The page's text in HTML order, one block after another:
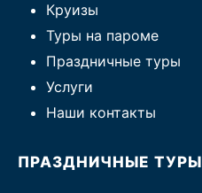
Круизы
Туры на пароме
Праздничные туры
Услуги
Наши контакты
ПРАЗДНИЧНЫЕ ТУРЫ